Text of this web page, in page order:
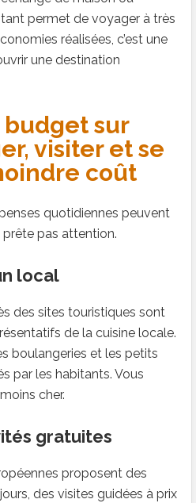
permet de voyager à très
réalisées, c’est une
une destination
budget sur
visiter et se
coût
quotidiennes peuvent
prête pas attention.
local
des sites touristiques sont
de la cuisine locale.
boulangeries et les petits
par les habitants. Vous
cher.
gratuites
proposent des
des visites guidées à prix